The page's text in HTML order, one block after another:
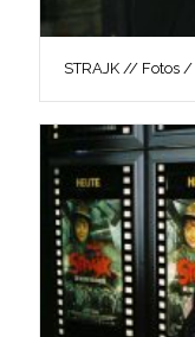
STRAJK // Fotos